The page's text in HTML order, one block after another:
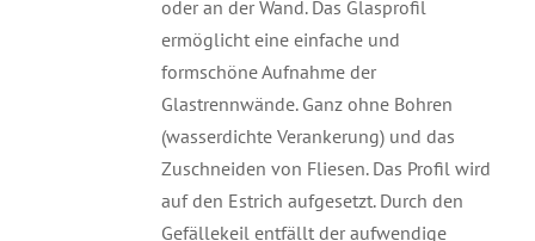
oder an der Wand. Das Glasprofil
ermöglicht eine einfache und
formschöne Aufnahme der
Glastrennwände. Ganz ohne Bohren
(wasserdichte Verankerung) und das
Zuschneiden von Fliesen. Das Profil wird
auf den Estrich aufgesetzt. Durch den
Gefällekeil entfällt der aufwendige